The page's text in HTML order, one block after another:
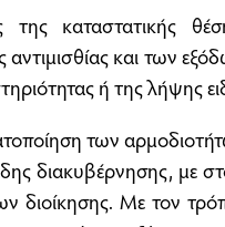
της καταστατικής
αντιμισθίας και των
ή της λήψης
των
διακυβέρνησης, με
διοίκησης. Με τον